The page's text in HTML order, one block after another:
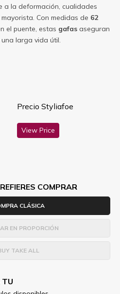
a la deformación, cualidades
Con medidas de 62
el puente, estas gafas aseguran
una larga vida útil.
Precio Styliafoe
View Price
COMPRAR
CLÁSICA
EN PROPORCIÓN
TAKE ALL
TU